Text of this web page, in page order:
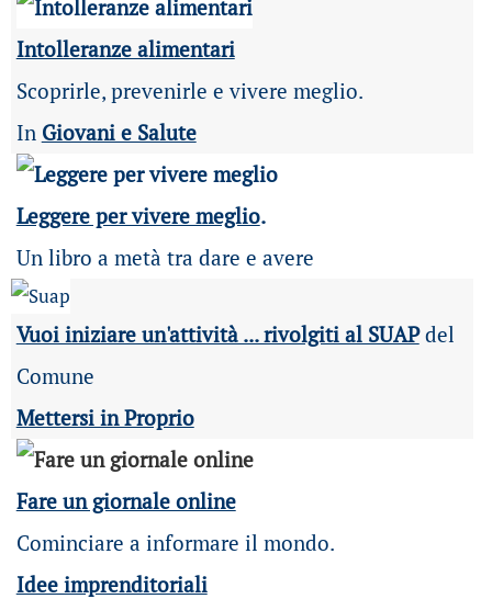
Intolleranze alimentari
Scoprirle, prevenirle e vivere meglio.
In Giovani e Salute
Leggere per vivere meglio.
Un libro a metà tra dare e avere
Vuoi iniziare un'attività ... rivolgiti al SUAPdel
Comune
Mettersi in Proprio
Fare un giornale online
Cominciare a informare il mondo.
Idee imprenditoriali